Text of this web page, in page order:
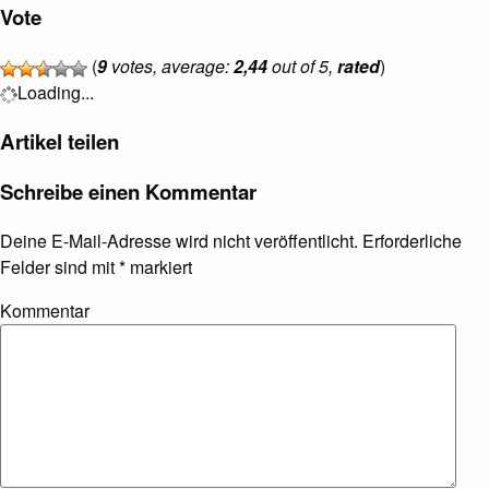
Vote
(9 votes, average:2,44out of 5, rated)
Loading...
Artikel teilen
Schreibe einen Kommentar
Deine E-Mail-Adresse wird nicht veröffentlicht. Erforderliche
Felder sind mit* markiert
Kommentar